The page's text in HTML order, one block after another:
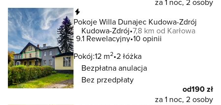
Pokoje Willa Dunajec Kudowa-Zdrój
Kudowa-Zdrój 7,8 km od Karłowa
9.1 Rewelacyjny 10 opinii
Pokój:12 m2 2 łóżka
Bezpłatna anulacja
Bez przedpłaty
od190 zł
za 1 noc, 2 osoby